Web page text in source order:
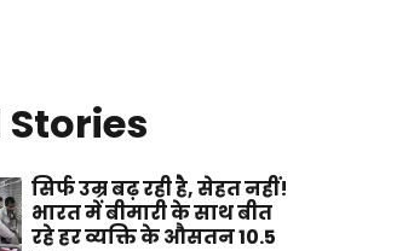
सिर्फ उम्र बढ़ रही है, सेहत नहीं!
भारत में बीमारी के साथ बीत
रहे हर व्यक्ति के औसतन 10.5